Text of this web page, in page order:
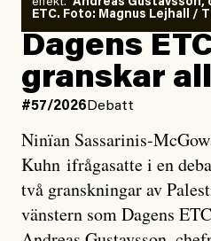
effekt.” Andreas Gustavsson,
ETC. Foto: Magnus Lejhall /
Dagens
granskar
#57/2026 Debatt
Ninïan Sassarinis-
Kuhn ifrågasatte i en
två granskningar av
vänstern som Dagens